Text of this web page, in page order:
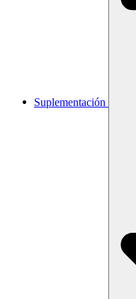
Suplementación